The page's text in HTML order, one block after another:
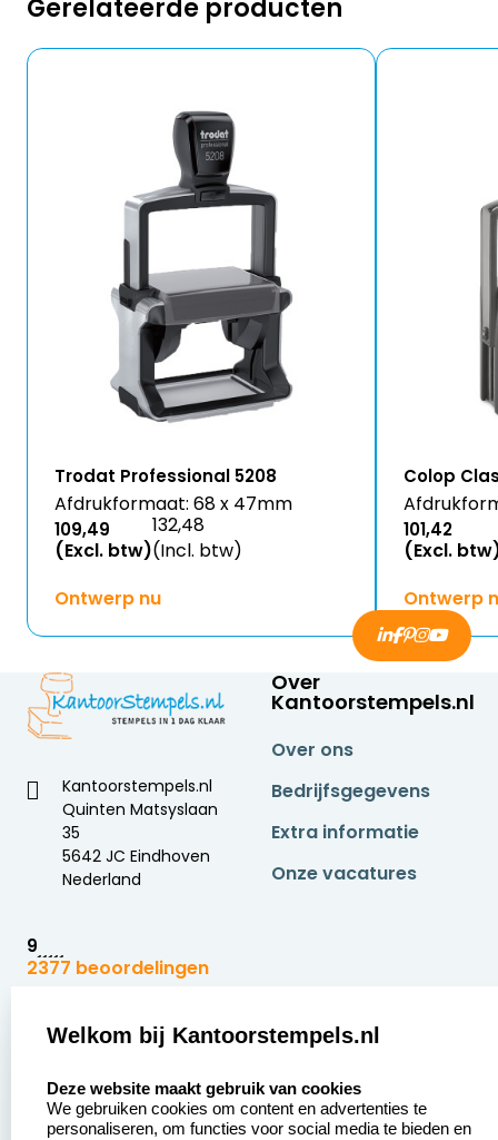
Gerelateerde producten
Trodat Professional 5208
Afdrukformaat: 68 x 47mm
109,49
(Excl. btw)
132,48
(Incl. btw)
Ontwerp nu
Colop
101,42
(Excl.
Ontwerp
Kantoorstempels.nl
Quinten Matsyslaan
35
5642 JC Eindhoven
Nederland
9
2377 beoordelingen
Over
Kantoorstempels.nl
Over ons
Bedrijfsgegevens
Extra informatie
Onze vacatures
Zakelijk:
Aanvraag op maat
Betaling &
Klantenservice:
Contact opnemen
Veel gestelde vragen
Welkom bij Kantoorstempels.nl
Deze website maakt gebruik van cookies
We gebruiken cookies om content en advertenties te
personaliseren, om functies voor social media te bieden en